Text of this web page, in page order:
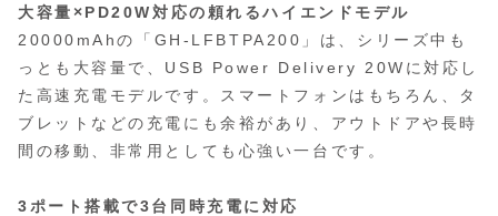
大容量×PD20W対応の頼れるハイエンドモデル
20000mAhの「GH-LFBTPA200」は、シリーズ中も
っとも大容量で、USB Power Delivery 20Wに対応し
た高速充電モデルです。スマートフォンはもちろん、タ
ブレットなどの充電にも余裕があり、アウトドアや長時
間の移動、非常用としても心強い一台です。
3ポート搭載で3台同時充電に対応